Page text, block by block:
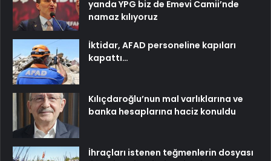
yanda YPG biz de Emevi Camii’nde
namaz kılıyoruz
İktidar, AFAD personeline kapıları
kapattı…
Kılıçdaroğlu’nun mal varlıklarına ve
banka hesaplarına haciz konuldu
İhraçları istenen teğmenlerin dosyası